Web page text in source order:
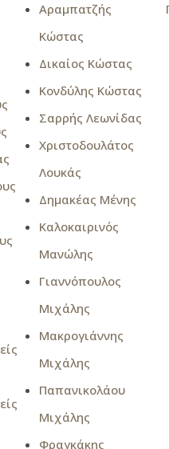
Αραμπατζής
Κώστας
Δικαίος Κώστας
Κονδύλης Κώστας
Σαρρής Λεωνίδας
Χριστοδουλάτος
Λουκάς
Δημακέας Μένης
Καλοκαιρινός
Μανώλης
Γιαννόπουλος
Μιχάλης
Μακρογιάννης
Μιχάλης
Παπανικολάου
Μιχάλης
Φραγκάκης